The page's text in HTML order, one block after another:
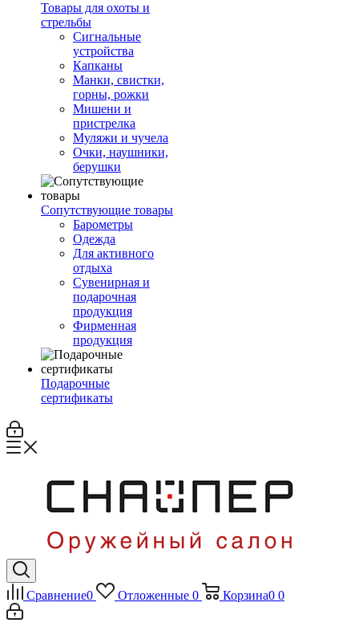
Товары для охоты и
стрельбы
Сигнальные
устройства
Капканы
Манки, свистки,
горны, рожки
Мишени и
пристрелка
Муляжи и чучела
Очки, наушники,
берушки
Сопутствующие товары
Барометры
Одежда
Для активного
отдыха
Сувенирная и
подарочная
продукция
Фирменная
продукция
Подарочные
сертификаты
Сравнение0 Отложенные 0 Корзина0 0